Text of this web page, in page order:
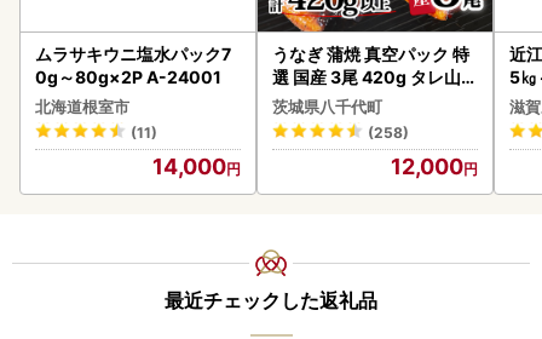
ムラサキウニ塩水パック7
0g～80g×2P A-24001
北海道根室市
(11)
14,000
うなぎ 蒲焼 真空パック 特
選 国産 3尾 420g タレ山椒
付き うな重 ひつまぶし 訳
あり 茨城 ウナギ 鰻 個包装
人気 美味しい 小分け 八千
茨城県八千代町
(258)
12,000
近
5㎏
菜
滋
最近チェックした返礼品